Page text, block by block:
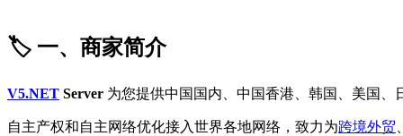
🏷️ 一、商家简介
V5.NET Server 为您提供中国国内、中国香港、韩国、美国、
自主产权和自主网络优化接入世界各地网络，致力为跨境外贸